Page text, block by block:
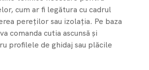
cum ar fi legătura cu cadrul
pereților sau izolația. Pe baza
comanda cutia ascunsă și
profilele de ghidaj sau plăcile